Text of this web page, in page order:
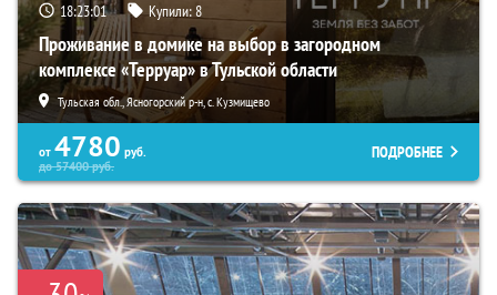
18:23:00 Купили:8
Проживание в домике на выбор в загородном
комплексе «Терруар» в Тульской области
Тульская обл., Ясногорский р-н, с. Кузмищево
от 4780 руб.
до57400руб.
ПОДРОБНЕЕ